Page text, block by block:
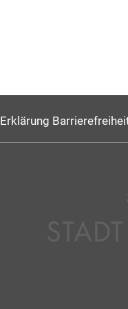
Erklärung